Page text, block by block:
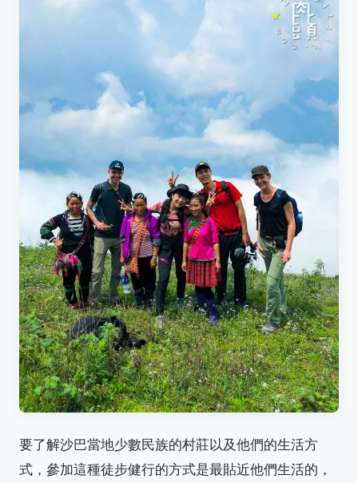
要了解沙巴當地少數民族的村莊以及他們的生活方
式，參加這種徒步健行的方式是最貼近他們生活的，